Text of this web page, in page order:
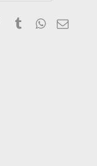
PinterestTumblrWhatsApp